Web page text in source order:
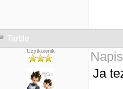
Tarble
Użytkownik
Ja